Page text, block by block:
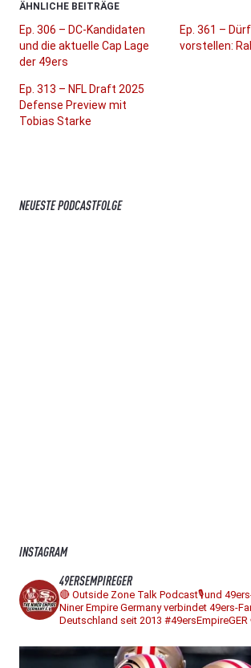
ÄHNLICHE BEITRÄGE
Ep. 306 – DC-Kandidaten
und die aktuelle Cap Lage
der 49ers
Ep. 361 –
vorstellen:
Ep. 313 – NFL Draft 2025
Defense Preview mit
Tobias Starke
NEUESTE PODCASTFOLGE
INSTAGRAM
49ERSEMPIREGER
🔴 Outside Zone Talk Podcast🎙️und
Niner Empire Germany verbindet 49ers-
Deutschland seit 2013